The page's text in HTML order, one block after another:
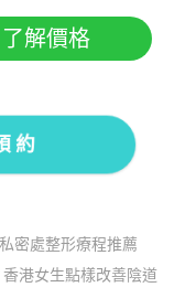
了解價格
約
密處整形療程推薦
港女生點樣改善陰道